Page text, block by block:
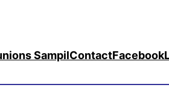
SampilContactFacebook